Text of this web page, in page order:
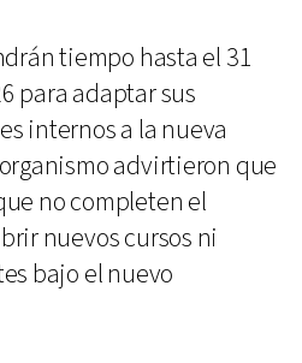
tiempo hasta el 31
para adaptar sus
internos a la nueva
advirtieron que
no completen el
nuevos cursos ni
bajo el nuevo